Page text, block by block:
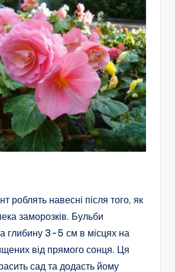
роблять навесні після того, як
заморозків. Бульби
глибину 3-5 см в місцях на
від прямого сонця. Ця
сад та додасть йому